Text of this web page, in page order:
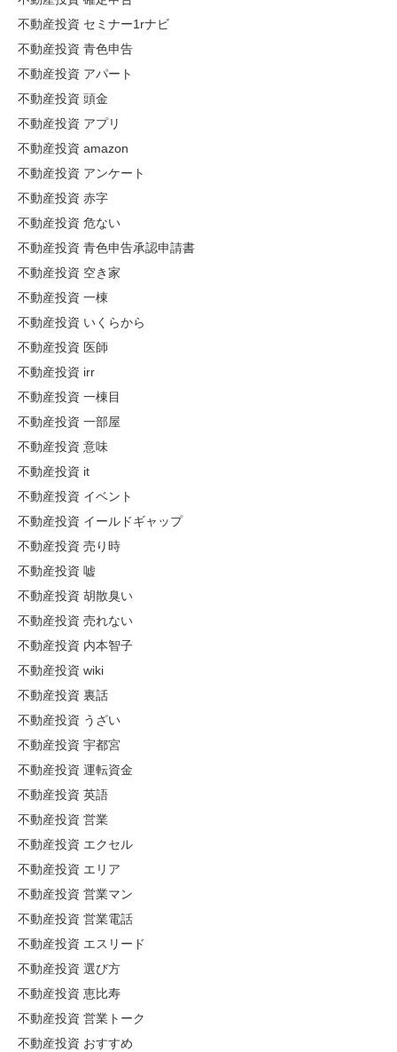
不動産投資 セミナー1rナビ
不動産投資 青色申告
不動産投資 アパート
不動産投資 頭金
不動産投資 アプリ
不動産投資 amazon
不動産投資 アンケート
不動産投資 赤字
不動産投資 危ない
不動産投資 青色申告承認申請書
不動産投資 空き家
不動産投資 一棟
不動産投資 いくらから
不動産投資 医師
不動産投資 irr
不動産投資 一棟目
不動産投資 一部屋
不動産投資 意味
不動産投資 it
不動産投資 イベント
不動産投資 イールドギャップ
不動産投資 売り時
不動産投資 嘘
不動産投資 胡散臭い
不動産投資 売れない
不動産投資 内本智子
不動産投資 wiki
不動産投資 裏話
不動産投資 うざい
不動産投資 宇都宮
不動産投資 運転資金
不動産投資 英語
不動産投資 営業
不動産投資 エクセル
不動産投資 エリア
不動産投資 営業マン
不動産投資 営業電話
不動産投資 エスリード
不動産投資 選び方
不動産投資 恵比寿
不動産投資 営業トーク
不動産投資 おすすめ